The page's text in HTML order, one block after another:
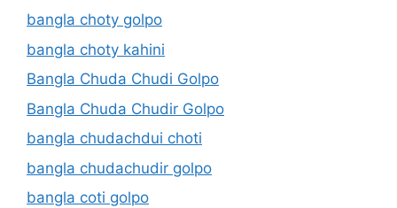
bangla choty golpo
bangla choty kahini
Bangla Chuda Chudi Golpo
Bangla Chuda Chudir Golpo
bangla chudachdui choti
bangla chudachudir golpo
bangla coti golpo